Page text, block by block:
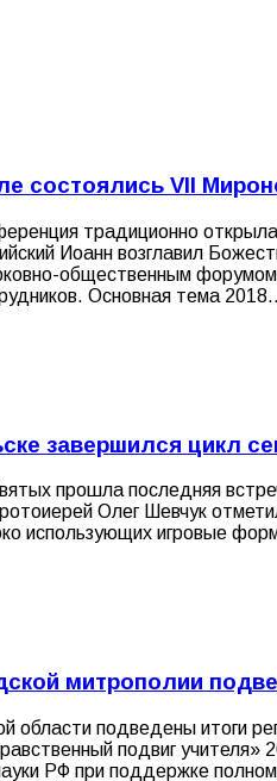
состоялись VII
традиционно
Иоанн возглавил
общественным
Основная тема
завершился цикл
прошла последняя
Олег Шевчук
использующих игровые
митрополии
области подведены итоги
подвиг учителя»
РФ при поддержке